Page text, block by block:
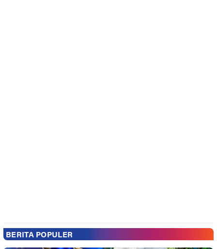
BERITA POPULER